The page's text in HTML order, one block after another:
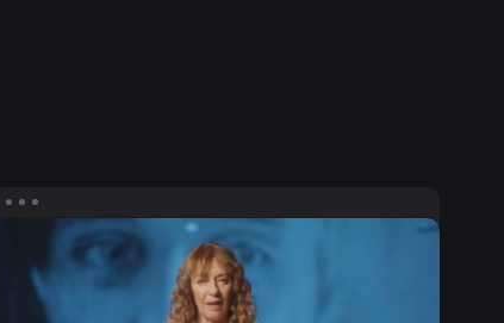
Contenido
Redes